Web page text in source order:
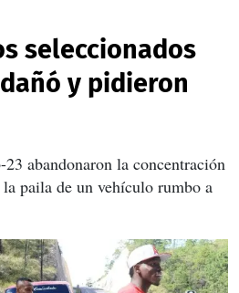
seleccionados
y pidieron
abandonaron la concentración
paila de un vehículo rumbo a